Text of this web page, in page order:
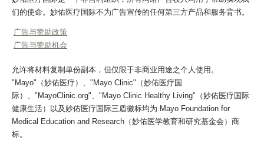
们的使命。妙佑医疗国际不为广告宣传的任何第三方产品和服务背书。
广告与赞助政策
广告与赞助机会
允许将材料复制单份副本，但仅限于非商业用途之个人使用。
"Mayo"（妙佑医疗）、"Mayo Clinic"（妙佑医疗国
际）、"MayoClinic.org"、"Mayo Clinic Healthy Living"（妙佑医疗国际
健康生活）以及妙佑医疗国际三盾徽标均为 Mayo Foundation for
Medical Education and Research（妙佑医学教育和研究基金会）商
标。